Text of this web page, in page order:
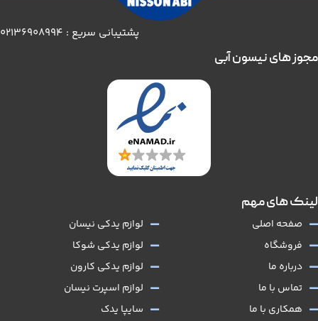
پشتیبانی سریع : 02136908994
لینک های مهم
صفحه اصلی
فروشگاه
درباره ما
تماس با ما
همکاری با ما
لوازم یدکی نیسان
لوازم یدکی شوکا
لوازم یدکی کارون
لوازم اسپرت نیسان
سایپا یدک
مجوز های نیسون آبی